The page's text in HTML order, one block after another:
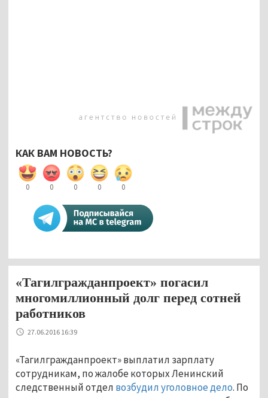
КАК ВАМ НОВОСТЬ?
0 0 0 0 0
«Тагилгражданпроект» погасил
многомиллионный долг перед сотней
работников
27.06.2016 16:39
«Тагилгражданпроект» выплатил зарплату
сотрудникам, по жалобе которых Ленинский
следственный отдел возбудил уголовное дело. По